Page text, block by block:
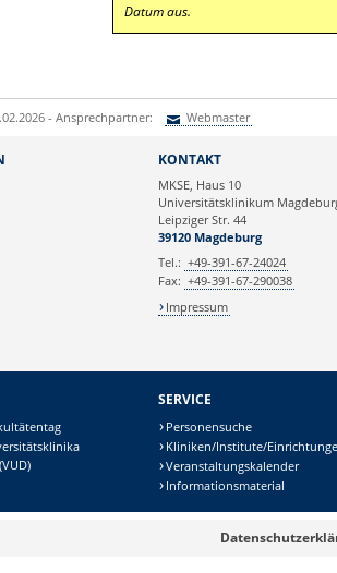
Datum aus.
- Ansprechpartner: Webmaster
KONTAKT
MKSE, Haus 10
Universitätsklinikum
Leipziger Str. 44
39120 Magdeburg
Tel.: +49-391-67-24024
Fax: +49-391-67-290038
Impressum
SERVICE
Personensuche
Kliniken/Institute/
Veranstaltungskalender
Informationsmaterial